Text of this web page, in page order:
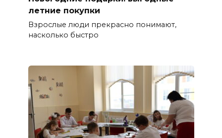
летние покупки
Взрослые люди прекрасно понимают,
насколько быстро